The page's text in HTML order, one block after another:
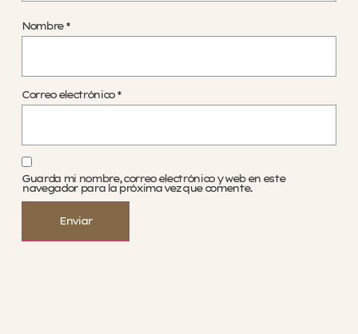
Nombre *
Correo electrónico *
Guarda mi nombre, correo electrónico y web en este
navegador para la próxima vez que comente.